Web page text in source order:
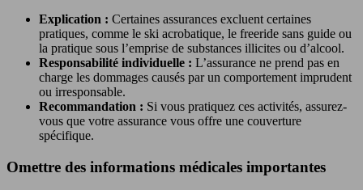
Explication : Certaines assurances excluent certaines
pratiques, comme le ski acrobatique, le freeride sans guide ou
la pratique sous l’emprise de substances illicites ou d’alcool.
Responsabilité individuelle : L’assurance ne prend pas en
charge les dommages causés par un comportement imprudent
ou irresponsable.
Recommandation : Si vous pratiquez ces activités, assurez-
vous que votre assurance vous offre une couverture
spécifique.
Omettre des informations médicales importantes